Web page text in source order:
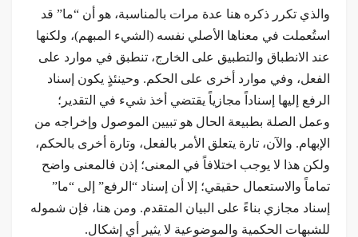
والذي تكرر ذكره هنا عدة مرات بالمناسبة، هو أن “ما” قد
استُعملت في معناها الأصلي نفسه (الشيء المبهم)، ولكنها
عند الانطباق والتطبيق على الخارج، تنطبق في موارد على
الفعل، وفي موارد أخرى على الحكم. وحينئذٍ يكون إسناد
الرفع إليها إسناداً مجازياً يقتضي أخذ شيء في التقدير؛
وعمل الصلة بطبيعة الحال هو تبيين الموصول وإخراجه من
الإبهام. والآن، تارة يتعلق الأمر بالفعل، وتارة أخرى بالحكم،
ولكن هذا لا يوجب اختلافاً في المعنى؛ إذن فالمعنى واضح
تماماً والاستعمال حقيقي؛ إلا أن إسناد “الرفع” إلى “ما”
إسناد مجازي بناءً على البيان المتقدم. ومن هنا، فإن شموله
للشبهات الحكمية والموضوعية لا يثير أي إشكال.